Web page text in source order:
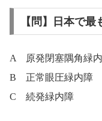
【問】日本で最
A 原発閉塞隅角緑
B 正常眼圧緑内障
C 続発緑内障